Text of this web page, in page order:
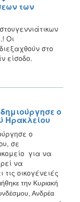
των
.! Οι
στο
είσοδο.
ο
Ηρακλείου
ο
σε
για να
να
οικογένειές
την Κυριακή
Ανδρέα